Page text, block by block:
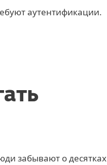
аутентификации.
забывают о десятках